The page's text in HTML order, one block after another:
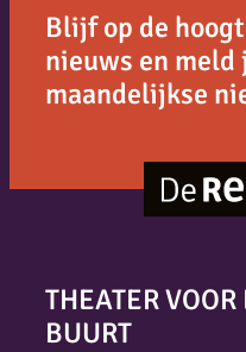
Blijf op de
nieuws en meld
maandelijkse
THEATER
BUURT